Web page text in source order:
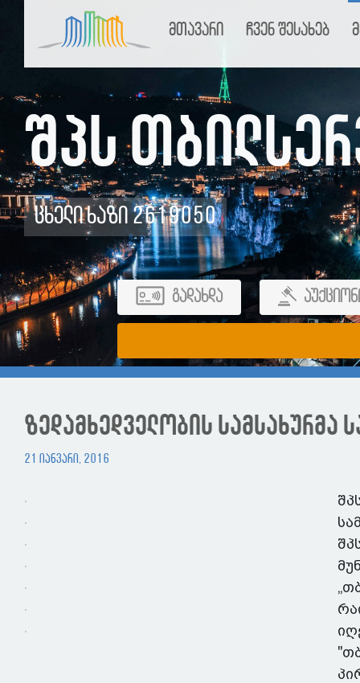
მთავარი ჩვენ შესახებ
შპს
ცხელი ხაზი 2619050
გადახდა
ზედამხედველობის სამსახურმა
21 იანვარი, 2016